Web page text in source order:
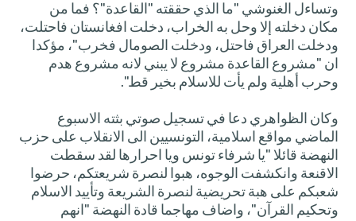
وتساءل الغنوشي "ما الذي حققته "القاعدة"؟ فما من
مكان دخلته إلا وحل به الخراب، دخلت افغانستان فاحتلت،
ودخلت العراق فاحتل، ودخلت الصومال فخرب"، مؤكدا
ان "مشروع القاعدة مشروع لا يبني لانه مشروع هدم
وحرب أهلية ولم يأت للاسلام بخير قط".
وكان الظواهري دعا في تسجيل صوتي بثته الاسبوع
الماضي مواقع اسلامية، التونسيين الى الانقلاب على حزب
النهضة قائلا "يا شرفاء تونس ويا احرارها لقد سقطت
الاقنعة وانكشفت الوجوه، هبوا لنصرة شريعتكم، حرضوا
شعبكم على هبة تحريضية لنصرة الشريعة وتأييد الاسلام
وتحكيم القرآن"، واضاف مهاجما قادة النهضة "انهم